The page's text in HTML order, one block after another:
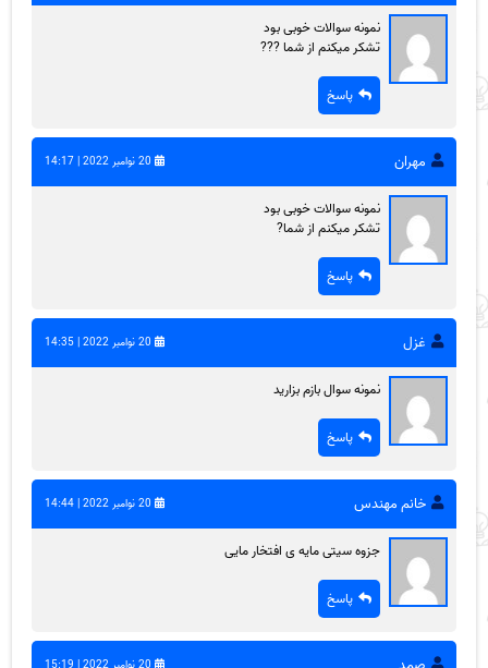
نمونه سوالات خوبی بود
تشکر میکنم از شما ???
پاسخ
مهران 20 نوامبر 2022 | 14:17
نمونه سوالات خوبی بود
تشکر میکنم از شما?
پاسخ
غزل 20 نوامبر 2022 | 14:35
نمونه سوال بازم بزارید
پاسخ
خانم‌ مهندس 20 نوامبر 2022 | 14:44
جزوه سیتی مایه ی افتخار مایی
پاسخ